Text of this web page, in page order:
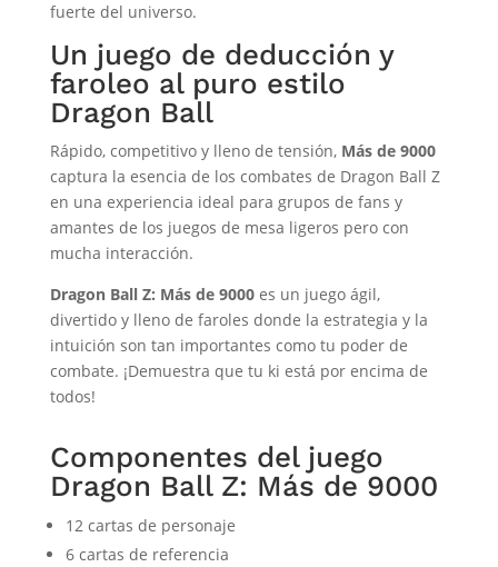
fuerte del universo.
Un juego de deducción y
faroleo al puro estilo
Dragon Ball
Rápido, competitivo y lleno de tensión, Más de 9000
captura la esencia de los combates de Dragon Ball Z
en una experiencia ideal para grupos de fans y
amantes de los juegos de mesa ligeros pero con
mucha interacción.
Dragon Ball Z: Más de 9000es un juego ágil,
divertido y lleno de faroles donde la estrategia y la
intuición son tan importantes como tu poder de
combate. ¡Demuestra que tu ki está por encima de
todos!
Componentes del juego
Dragon Ball Z: Más de 9000
12 cartas de personaje
6 cartas de referencia